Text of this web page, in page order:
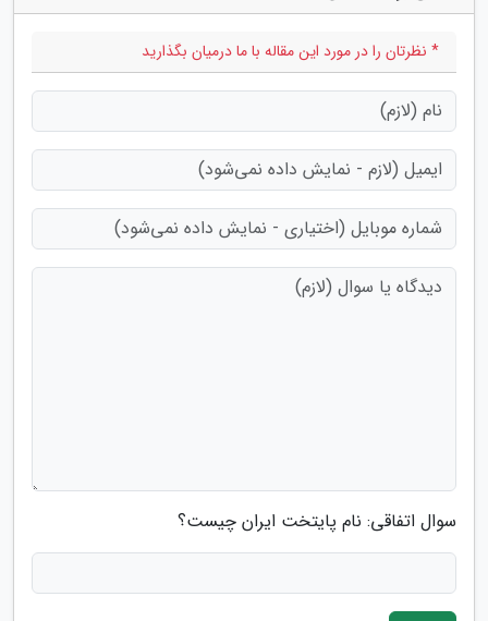
* نظرتان را در مورد این مقاله با ما درمیان بگذارید
سوال اتفاقی: نام پایتخت ایران چیست؟